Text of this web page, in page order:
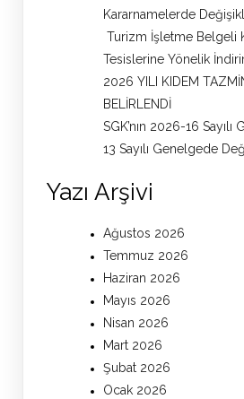
Kararnamelerde
Turizm İşletme Belgeli
Tesislerine Yönelik
2026 YILI KIDEM
BELİRLENDİ
SGK’nın 2026-16
13 Sayılı Genelgede
Yazı Arşivi
Ağustos 2026
Temmuz 2026
Haziran 2026
Mayıs 2026
Nisan 2026
Mart 2026
Şubat 2026
Ocak 2026